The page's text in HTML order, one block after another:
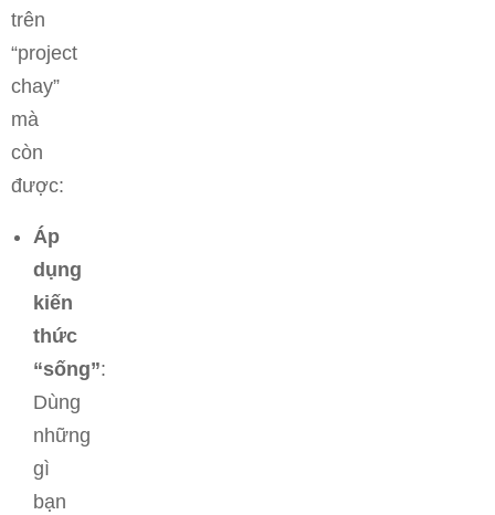
trên
“project
chay”
mà
còn
được:
Áp
dụng
kiến
thức
“sống”:
Dùng
những
gì
bạn